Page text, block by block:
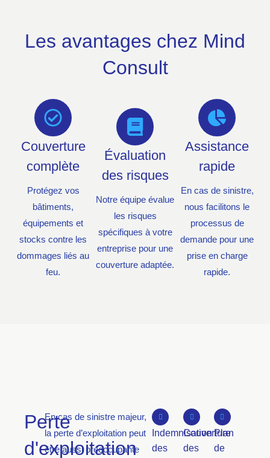
Les avantages chez Mind
Consult
Couverture
complète
Protégez vos
bâtiments,
équipements et
stocks contre les
dommages liés au
feu.
Évaluation
des risques
Notre équipe évalue
les risques
spécifiques à votre
entreprise pour une
couverture adaptée.
Assistance
rapide
En cas de sinistre,
nous facilitons le
processus de
demande pour une
prise en charge
rapide.
Perte
d'exploitation
En cas de sinistre majeur,
la perte d’exploitation peut
être aussi préoccupante
Indemnisation
des
Couverture
des
Plan
de